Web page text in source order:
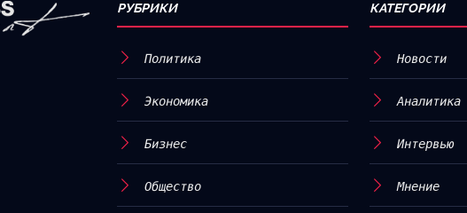
РУБРИКИ
Политика
Экономика
Бизнес
Общество
КАТЕГОРИИ
Новости
Аналитика
Интервью
Мнение